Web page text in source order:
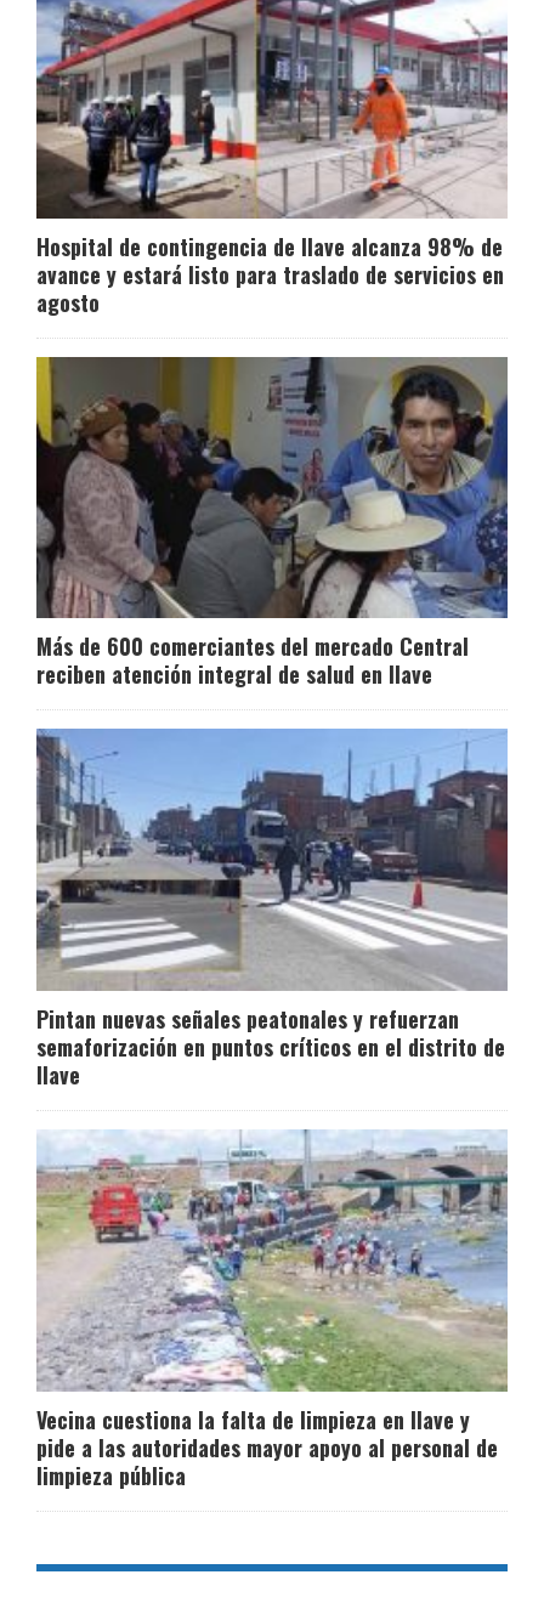
Hospital de contingencia de Ilave alcanza 98% de
avance y estará listo para traslado de servicios en
agosto
Más de 600 comerciantes del mercado Central
reciben atención integral de salud en Ilave
Pintan nuevas señales peatonales y refuerzan
semaforización en puntos críticos en el distrito de
Ilave
Vecina cuestiona la falta de limpieza en Ilave y
pide a las autoridades mayor apoyo al personal de
limpieza pública